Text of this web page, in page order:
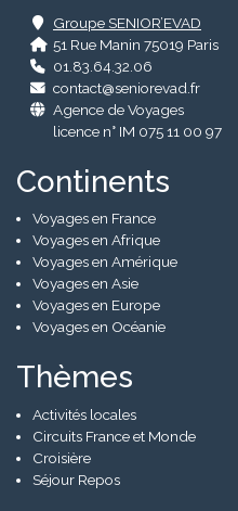
Groupe SENIOR’EVAD
51 Rue Manin 75019 Paris
01.83.64.32.06
contact@seniorevad.fr
Agence de Voyages
licence n° IM 075 11 00 97
Continents
Voyages en France
Voyages en Afrique
Voyages en Amérique
Voyages en Asie
Voyages en Europe
Voyages en Océanie
Thèmes
Activités locales
Circuits France et Monde
Croisière
Séjour Repos